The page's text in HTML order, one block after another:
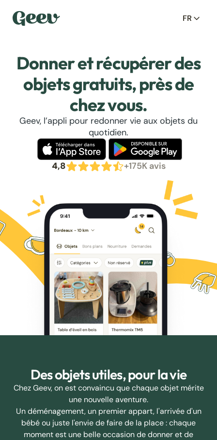
FR
Donner et récupérer des
objets gratuits, près de
chez vous.
Geev, l’appli pour redonner vie aux objets du
quotidien.
4,8 +175K avis
Des objets utiles, pour la vie
Chez Geev, on est convaincu que chaque objet mérite
une nouvelle aventure.
Un déménagement, un premier appart, l'arrivée d'un
bébé ou juste l'envie de faire de la place : chaque
moment est une belle occasion de donner et de